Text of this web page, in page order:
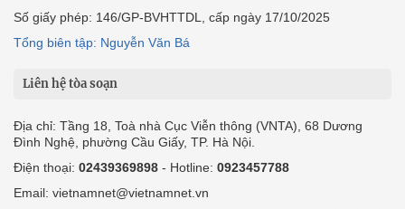
Số giấy phép: 146/GP-BVHTTDL, cấp ngày 17/10/2025
Tổng biên tập: Nguyễn Văn Bá
Liên hệ tòa soạn
Địa chỉ: Tầng 18, Toà nhà Cục Viễn thông (VNTA), 68 Dương
Đình Nghệ, phường Cầu Giấy, TP. Hà Nội.
Điện thoại: 02439369898 - Hotline: 0923457788
Email: vietnamnet@vietnamnet.vn